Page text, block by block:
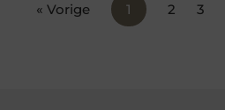
« Vorige 1 2 3